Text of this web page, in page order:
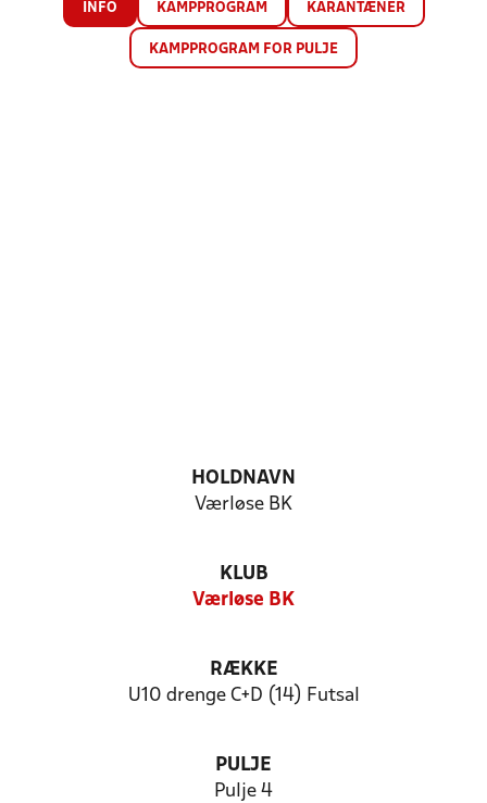
INFO KAMPPROGRAM KARANTÆNER
KAMPPROGRAM FOR PULJE
HOLDNAVN
Værløse BK
KLUB
Værløse BK
RÆKKE
U10 drenge C+D (14) Futsal
PULJE
Pulje 4